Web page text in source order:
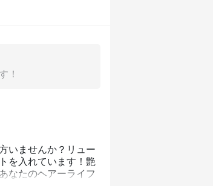
！
いませんか？リュー
を入れています！艶
なたのヘアーライフ